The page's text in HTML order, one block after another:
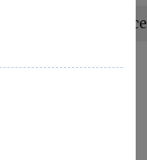
Užitečné informace